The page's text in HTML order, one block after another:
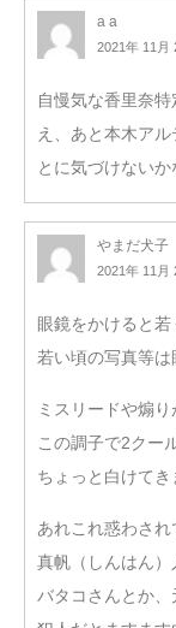
a a
2021年 11月
自慢気な香里奈
え、あと本木ア
とに気づけないか
やまだ犬子
2021年 11月
眼鏡をかけると
若い頃の写真等
ミスリードや煽り
この調子で2クー
ちょっと白けてき
あれこれ惑わさ
真帆（しんはん）
バタコさんとか